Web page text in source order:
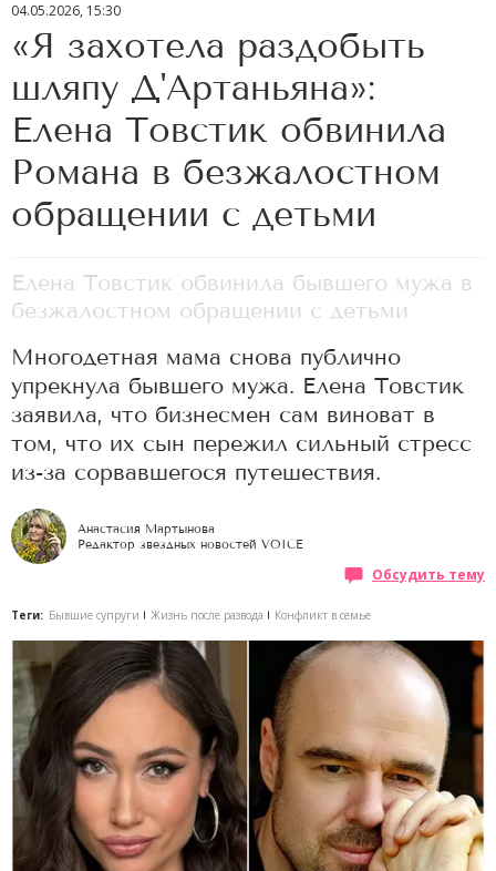
04.05.2026, 15:30
«Я захотела раздобыть
шляпу Д'Артаньяна»:
Елена Товстик обвинила
Романа в безжалостном
обращении с детьми
Елена Товстик обвинила бывшего мужа в
безжалостном обращении с детьми
Многодетная мама снова публично
упрекнула бывшего мужа. Елена Товстик
заявила, что бизнесмен сам виноват в
том, что их сын пережил сильный стресс
из-за сорвавшегося путешествия.
Анастасия Мартынова
Редактор звездных новостей VOICE
Обсудить тему
Теги: Бывшие супруги Жизнь после развода Конфликт в семье